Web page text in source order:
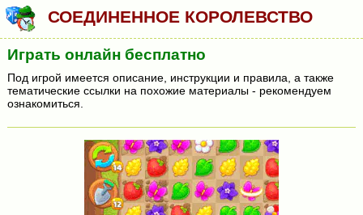
СОЕДИНЕННОЕ КОРОЛЕВСТВО
Играть онлайн бесплатно
Под игрой имеется описание, инструкции и правила, а также
тематические ссылки на похожие материалы - рекомендуем
ознакомиться.